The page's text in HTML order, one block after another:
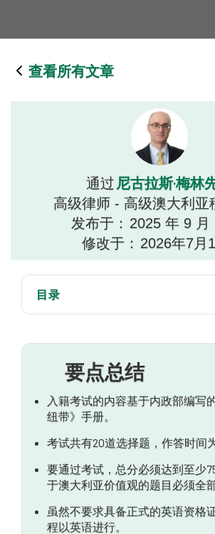
查看所有文章
通过 尼古拉斯·梅林
高级律师 - 高级澳大利亚
发布于： 2025 年 9 月
修改于： 2026年7月
目录
实践和准备的作用
管理测试环境
要点总结
入籍考试的内容基于内政部编写
纽带》手册。
考试共有20道选择题，作答时间
要通过考试，总分必须达到至少
于澳大利亚价值观的题目必须全
虽然不要求具备正式的英语资格
程以英语进行。